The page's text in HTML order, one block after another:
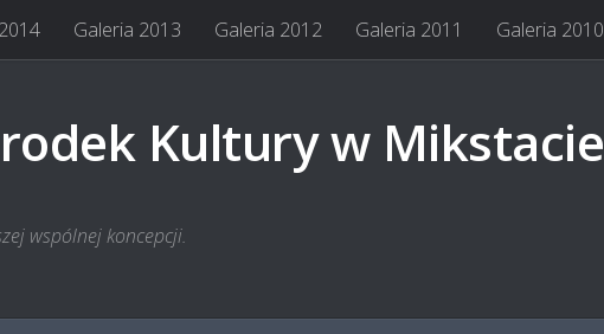
Galeria 2013 Galeria 2012 Galeria 2011 Galeria 2010
Kultury w Mikstacie
wspólnej koncepcji.